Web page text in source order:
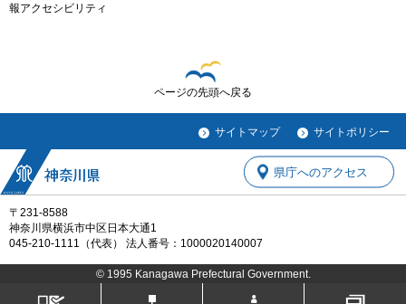
報アクセシビリティ
ページの先頭へ戻る
サイトマップ サイトポリシー
〒231-8588
神奈川県横浜市中区日本大通1
045-210-1111（代表） 法人番号：1000020140007
県庁へのアクセス
© 1995 Kanagawa Prefectural Government.